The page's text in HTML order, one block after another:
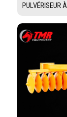
PULVÉRISEUR